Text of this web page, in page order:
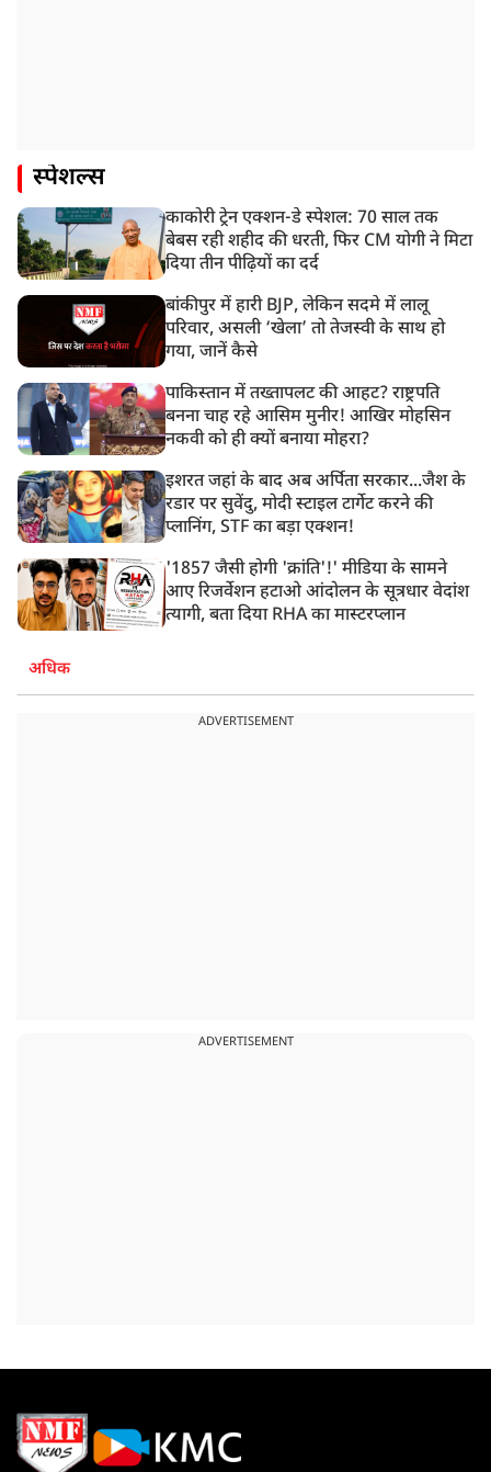
स्पेशल्स
काकोरी ट्रेन एक्शन-डे स्पेशल: 70 साल तक
बेबस रही शहीद की धरती, फिर CM योगी ने मिटा
दिया तीन पीढ़ियों का दर्द
बांकीपुर में हारी BJP, लेकिन सदमे में लालू
परिवार, असली ‘खेला’ तो तेजस्वी के साथ हो
गया, जानें कैसे
पाकिस्तान में तख्तापलट की आहट? राष्ट्रपति
बनना चाह रहे आसिम मुनीर! आखिर मोहसिन
नकवी को ही क्यों बनाया मोहरा?
इशरत जहां के बाद अब अर्पिता सरकार...जैश के
रडार पर सुवेंदु, मोदी स्टाइल टार्गेट करने की
प्लानिंग, STF का बड़ा एक्शन!
'1857 जैसी होगी 'क्रांति'!' मीडिया के सामने
आए रिजर्वेशन हटाओ आंदोलन के सूत्रधार वेदांश
त्यागी, बता दिया RHA का मास्टरप्लान
अधिक
ADVERTISEMENT
ADVERTISEMENT